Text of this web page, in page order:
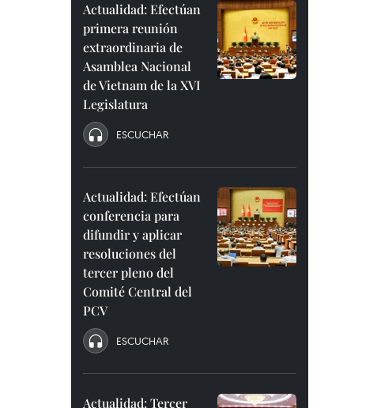
Actualidad: Efectúan
primera reunión
extraordinaria de
Asamblea Nacional
de Vietnam de la XVI
Legislatura
ESCUCHAR
Actualidad: Efectúan
conferencia para
difundir y aplicar
resoluciones del
tercer pleno del
Comité Central del
PCV
ESCUCHAR
Actualidad: Tercer